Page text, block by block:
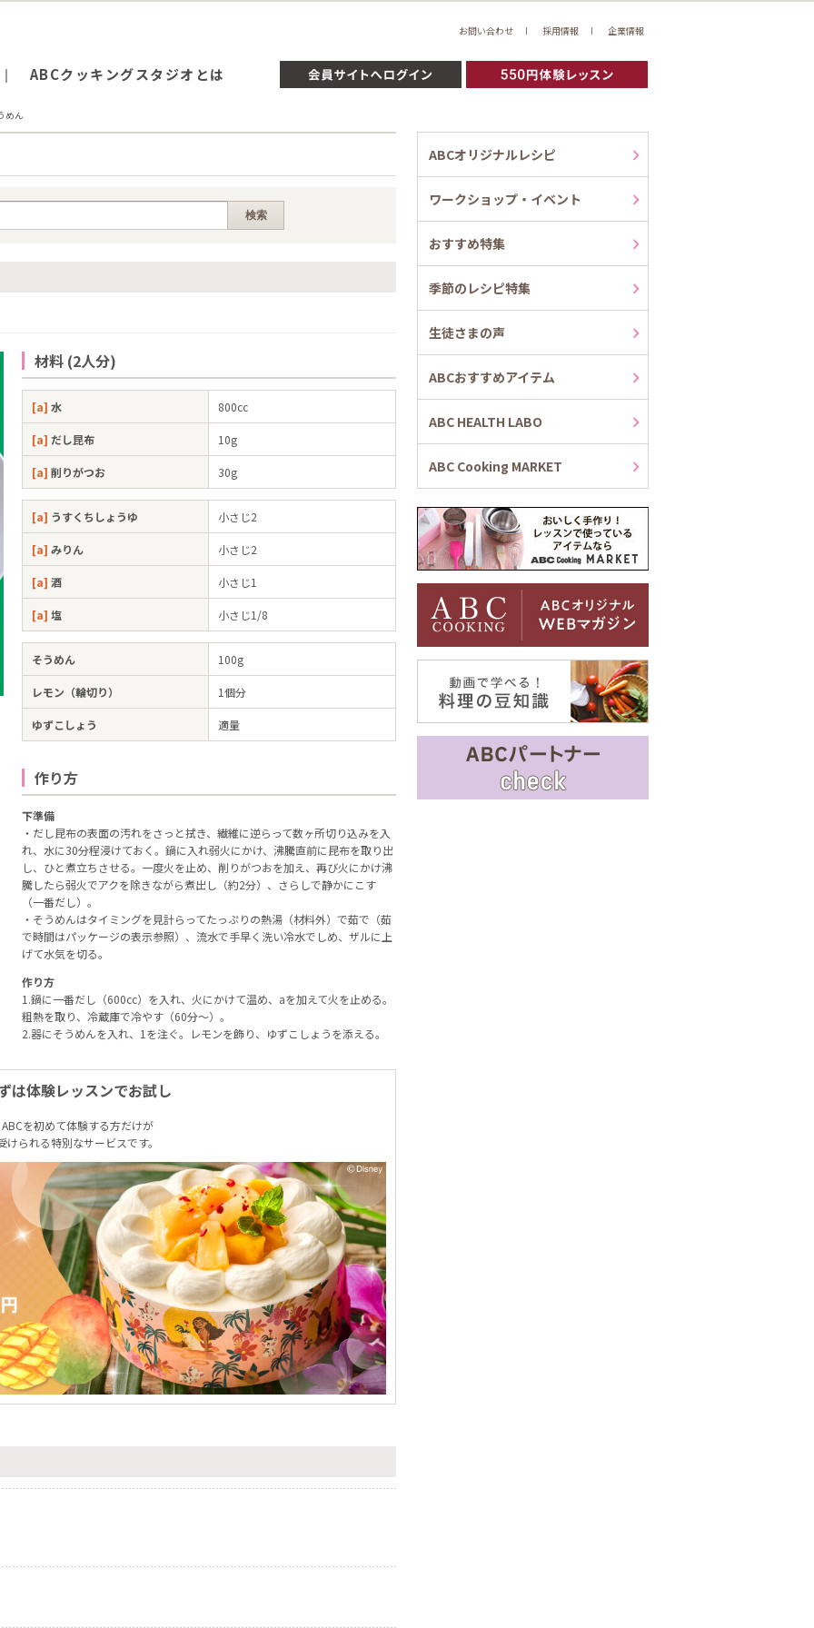
ABCクッキングスタジオとは
お問い合わせ 採用情報 企業情報
めん
材料 (2人分)
[a] 水 800cc
[a] だし昆布 10g
[a] 削りがつお 30g
[a] うすくちしょうゆ 小さじ2
[a] みりん 小さじ2
[a] 酒 小さじ1
[a] 塩 小さじ1/8
そうめん 100g
レモン（輪切り） 1個分
ゆずこしょう 適量
作り方
下準備
・だし昆布の表面の汚れをさっと拭き、繊維に逆らって数ヶ所切り込みを入
れ、水に30分程浸けておく。鍋に入れ弱火にかけ、沸騰直前に昆布を取り出
し、ひと煮立ちさせる。一度火を止め、削りがつおを加え、再び火にかけ沸
騰したら弱火でアクを除きながら煮出し（約2分）、さらしで静かにこす
（一番だし）。
・そうめんはタイミングを見計らってたっぷりの熱湯（材料外）で茹で（茹
で時間はパッケージの表示参照）、流水で手早く洗い冷水でしめ、ザルに上
げて水気を切る。
作り方
1.鍋に一番だし（600cc）を入れ、火にかけて温め、aを加えて火を止める。
粗熱を取り、冷蔵庫で冷やす（60分～）。
2.器にそうめんを入れ、1を注ぐ。レモンを飾り、ゆずこしょうを添える。
は体験レッスンでお試し
ABCを初めて体験する方だけが
けられる特別なサービスです。
ABCオリジナルレシピ
ワークショップ・イベント
おすすめ特集
季節のレシピ特集
生徒さまの声
ABCおすすめアイテム
ABC HEALTH LABO
ABC Cooking MARKET